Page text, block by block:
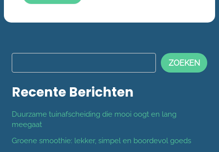
ZOEKEN
Recente Berichten
Duurzame tuinafscheiding die mooi oogt en lang
meegaat
Groene smoothie: lekker, simpel en boordevol goeds